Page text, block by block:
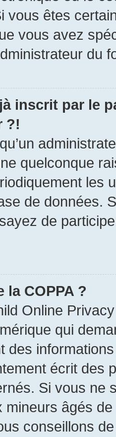
vous êtes
vous avez
du
inscrit par le
?!
quelconque
les
de données.
de
la COPPA ?
Online
qui
des
écrit des
Si vous ne
mineurs âgés
conseillons